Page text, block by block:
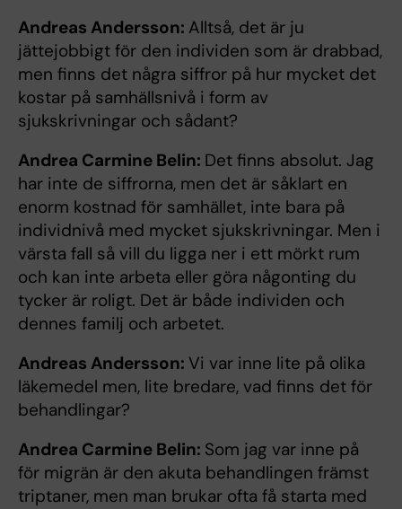
Andreas Andersson: Alltså, det är ju
jättejobbigt för den individen som är drabbad,
men finns det några siffror på hur mycket det
kostar på samhällsnivå i form av
sjukskrivningar och sådant?
Andrea Carmine Belin: Det finns absolut. Jag
har inte de siffrorna, men det är såklart en
enorm kostnad för samhället, inte bara på
individnivå med mycket sjukskrivningar. Men i
värsta fall så vill du ligga ner i ett mörkt rum
och kan inte arbeta eller göra någonting du
tycker är roligt. Det är både individen och
dennes familj och arbetet.
Andreas Andersson: Vi var inne lite på olika
läkemedel men, lite bredare, vad finns det för
behandlingar?
Andrea Carmine Belin: Som jag var inne på
för migrän är den akuta behandlingen främst
triptaner, men man brukar ofta få starta med